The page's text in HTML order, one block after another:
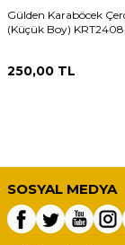
Gülden Karaböcek
(Küçük Boy)
250,00 TL
SOSYAL MEDYA